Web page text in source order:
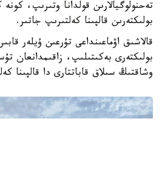
تەحنولوگيالارىن قولدانا وتىرىپ،
بولىكتەرىن قالپىنا كەلتىرىپ جاتىر.
قالاشىق اۋماعىنداعى تۇرعىن ۇيلەر
بولىكتەرى بەكىتىلىپ، زاقىمدانعان
وشاقتىڭ سىلاق قاباتتارى دا قالپىنا